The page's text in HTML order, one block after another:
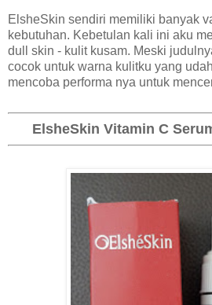
ElsheSkin sendiri memiliki banyak
kebutuhan. Kebetulan kali ini aku
dull skin - kulit kusam. Meski
cocok untuk warna kulitku yang
mencoba performa nya untuk
ElsheSkin Vitamin C